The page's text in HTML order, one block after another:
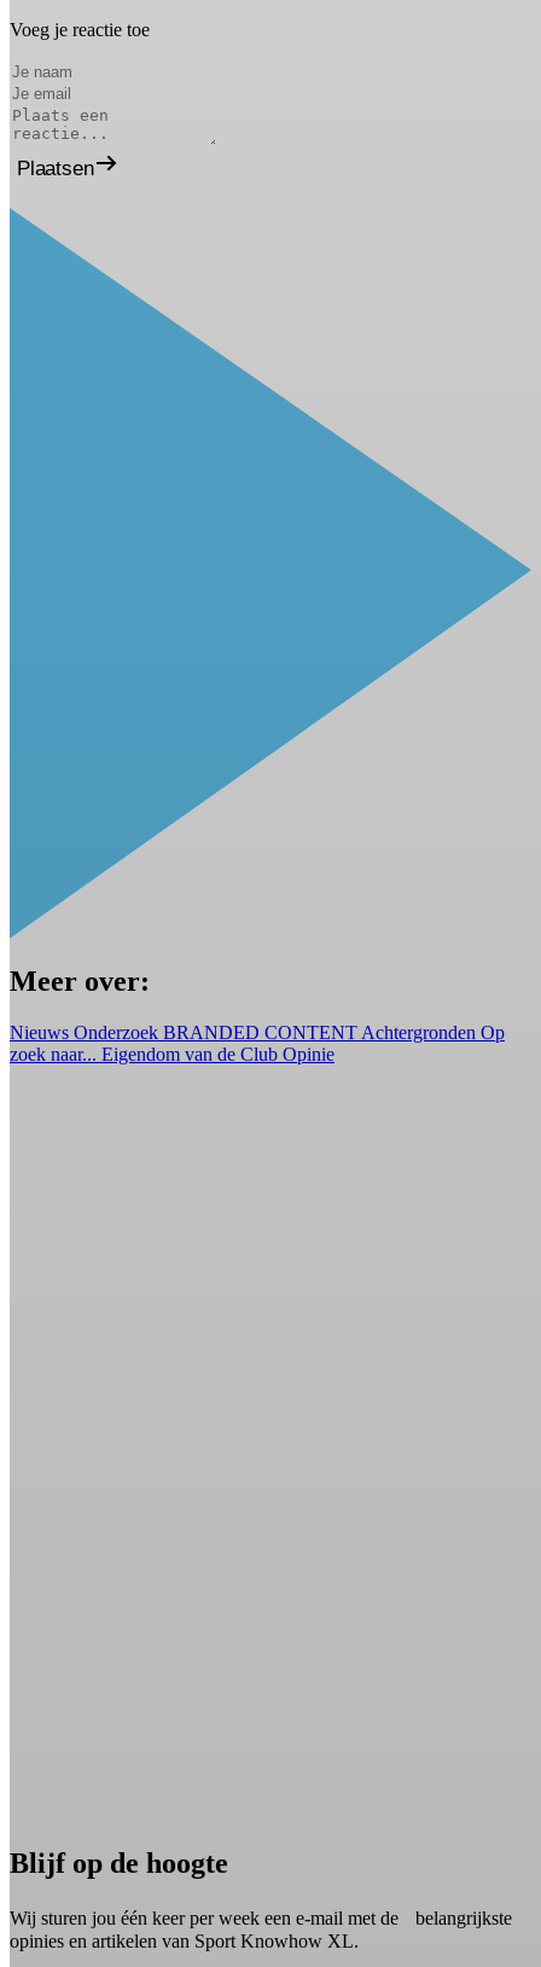
Voeg je reactie toe
Plaatsen
Meer over:
Nieuws Onderzoek BRANDED CONTENT Achtergronden Op
zoek naar... Eigendom van de Club Opinie
Blijf op de hoogte
Wij sturen jou één keer per week een e-mail met de belangrijkste
opinies en artikelen van Sport Knowhow XL.